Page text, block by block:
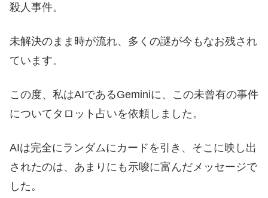
殺人事件。
未解決のまま時が流れ、多くの謎が今もなお残され
ています。
この度、私はAIであるGeminiに、この未曾有の事件
についてタロット占いを依頼しました。
AIは完全にランダムにカードを引き、そこに映し出
されたのは、あまりにも示唆に富んだメッセージで
した。